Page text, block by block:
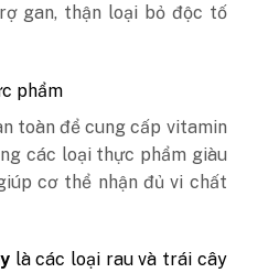
gan, thận loại bỏ độc tố
phẩm
toàn để cung cấp vitamin
các loại thực phẩm giàu
cơ thể nhận đủ vi chất
là các loại rau và trái cây